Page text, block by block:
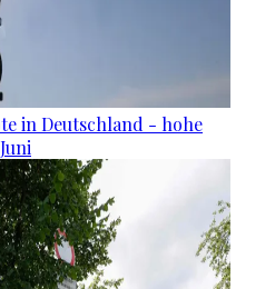
in Deutschland - hohe